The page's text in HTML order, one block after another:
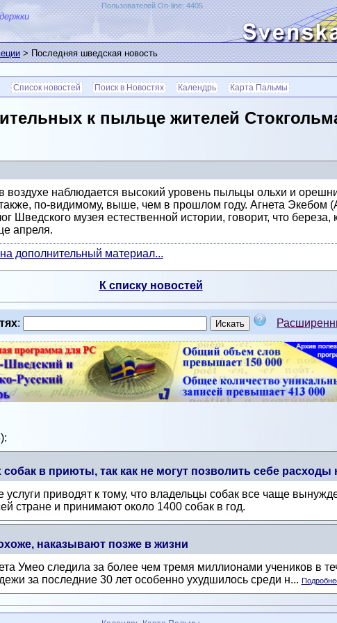
Пользователей On-line: 4405
> Последняя шведская новость
Список новостей Поиск в Новостях Календрь Карта Пальмы
к пыльце жителей
воздухе наблюдается высокий уровень пыльцы ольхи и
по-видимому, выше, чем в прошлом году. Агнета Экебом
Шведского музея естественной истории, говорит, что береза,
апреля.
дополнительный материал...
К списку новостей
:
в приюты, так как не могут позволить себе расходы
приводят к тому, что владельцы собак все чаще
стране и принимают около 1400 собак в год.
наказывают позже в жизни
Умео следила за более чем тремя миллионами учеников в
за последние 30 лет особенно ухудшилось среди н...